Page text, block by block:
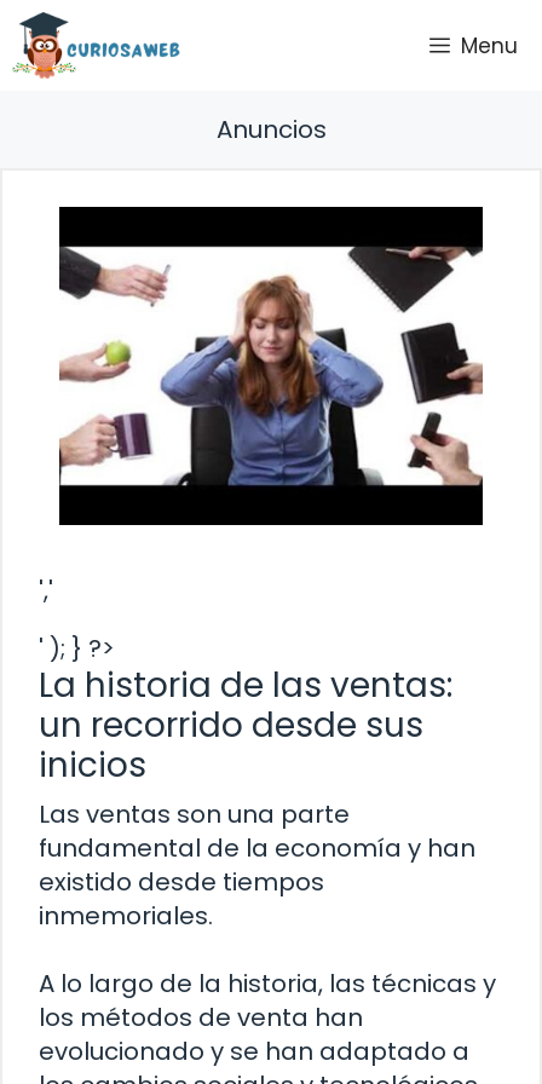
Saltar
contenido
Menu
Anuncios
','
' ); } ?>
La historia de las ventas:
un recorrido desde sus
inicios
Las ventas son una parte
fundamental de la economía y han
existido desde tiempos
inmemoriales.
A lo largo de la historia, las técnicas y
los métodos de venta han
evolucionado y se han adaptado a